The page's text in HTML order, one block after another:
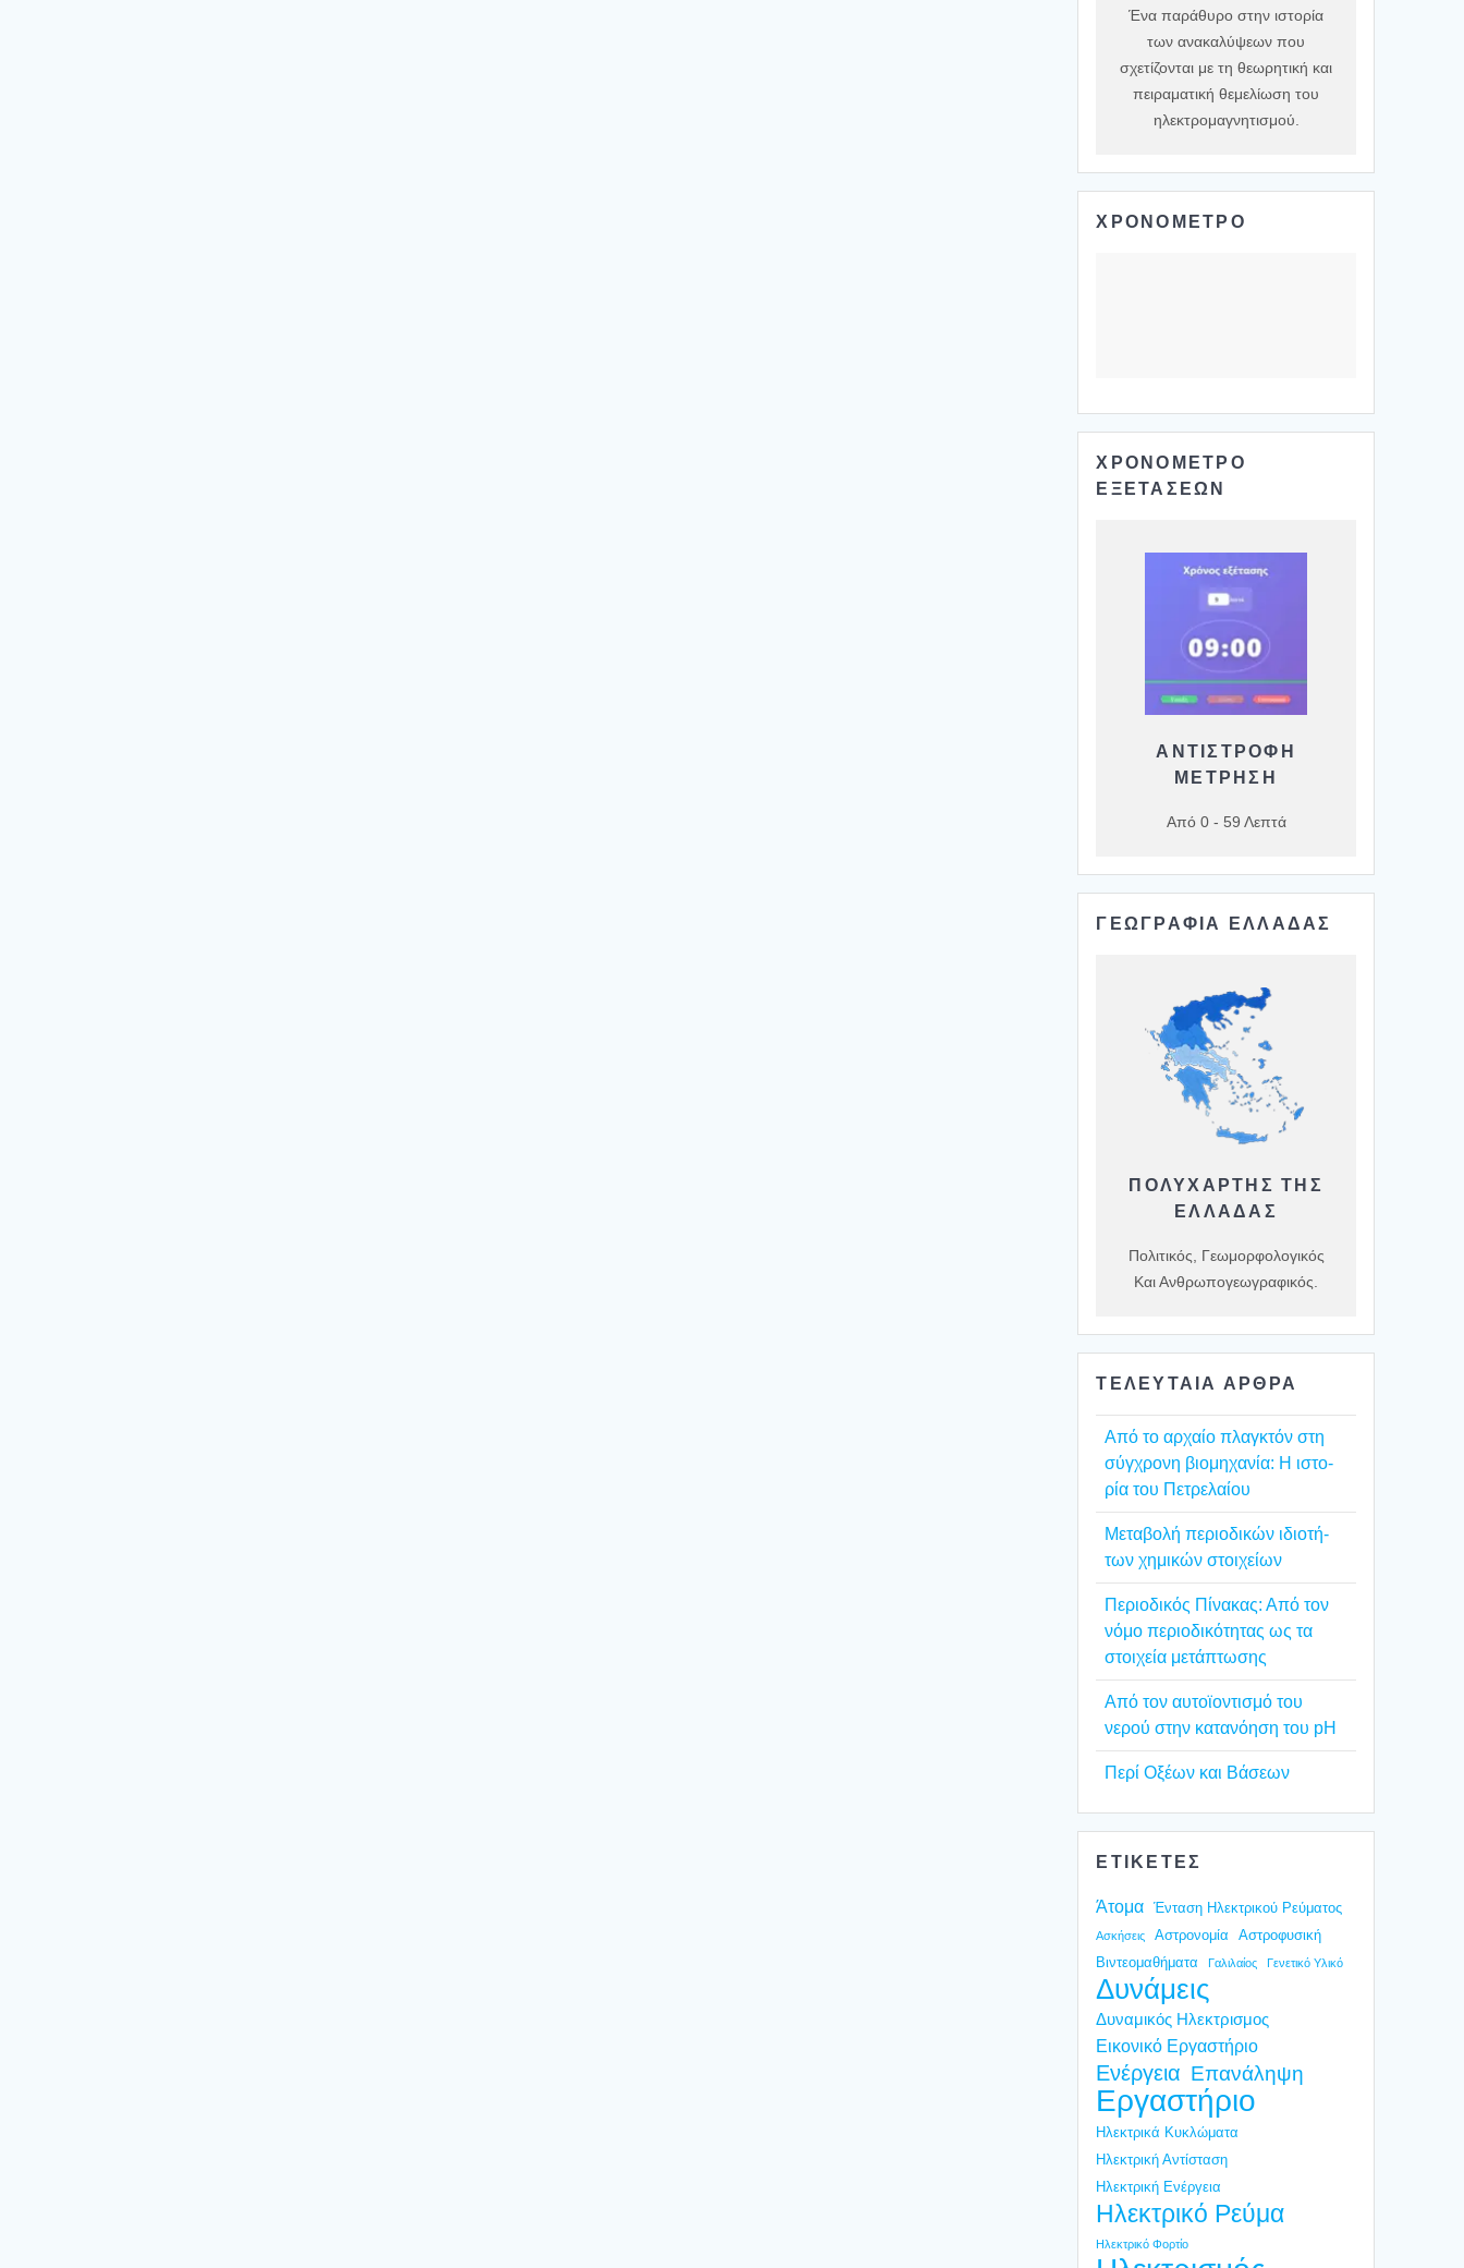
Ένα παράθυρο στην ιστορία
των ανακαλύψεων που
σχετίζονται με τη θεωρητική και
πειραματική θεμελίωση του
ηλεκτρομαγνητισμού.
ΧΡΟΝΟΜΕΤΡΟ
ΧΡΟΝΟΜΕΤΡΟ
ΕΞΕΤΑΣΕΩΝ
ΑΝΤΙΣΤΡΟΦΗ
ΜΕΤΡΗΣΗ
Από 0 - 59 Λεπτά
ΓΕΩΓΡΑΦΙΑ ΕΛΛΑΔΑΣ
ΠΟΛΥΧΆΡΤΗΣ ΤΗΣ
ΕΛΛΆΔΑΣ
Πολιτικός, Γεωμορφολογικός
Και Ανθρωπογεωγραφικός.
ΤΕΛΕΥΤΑΙΑ ΑΡΘΡΑ
Από το αρχαίο πλαγ­κτόν στη
σύγ­χρο­νη βιο­μη­χα­νία: Η ιστο­
ρία του Πετρε­λαί­ου
Mετα­βο­λή περιο­δι­κών ιδιο­τή­
των χημι­κών στοι­χεί­ων
Περιο­δι­κός Πίνα­κας: Από τον
νόμο περιο­δι­κό­τη­τας ως τα
στοι­χεία μετά­πτω­σης
Από τον αυτοϊ­ο­ντι­σμό του
νερού στην κατα­νό­η­ση του pH
Περί Οξέ­ων και Βάσε­ων
ΕΤΙΚΕΤΕΣ
Άτομα Ένταση Ηλεκτρικού Ρεύματος
Ασκήσεις Αστρονομία
Αστροφυσική
Βιντεομαθήματα
Γαλιλαίος Γενετικό Υλικό
Δυνάμεις
Δυναμικός Ηλεκτρισμος
Εικονικό Εργαστήριο
Ενέργεια Επανάληψη
Εργαστήριο
Ηλεκτρικά Κυκλώματα
Ηλεκτρική Αντίσταση
Ηλεκτρική Ενέργεια
Ηλεκτρικό Ρεύμα
Ηλεκτρικό Φορτίο